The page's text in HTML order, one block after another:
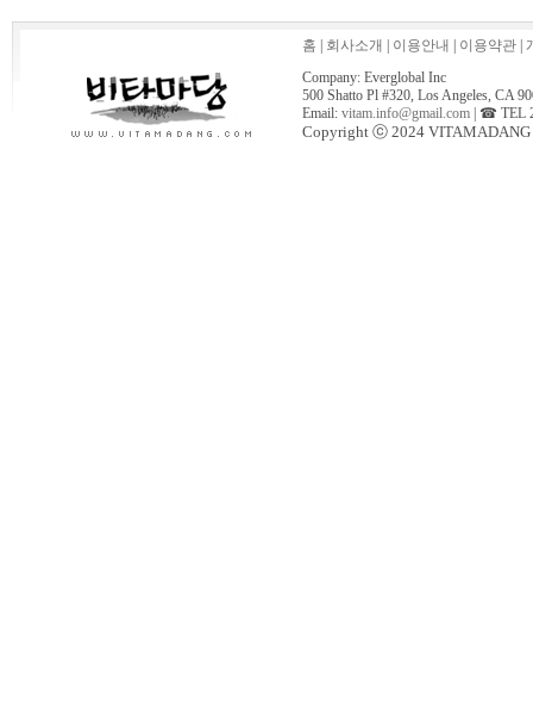
홈 회사소개 이용안내 이용약관 |
Company: Everglobal Inc
500 Shatto Pl #320, Los Angeles, CA
Email:vitam.info@gmail.com | ☎ TEL
Copyright ⓒ 2024 VITAMADANG